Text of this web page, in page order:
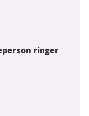
ringer